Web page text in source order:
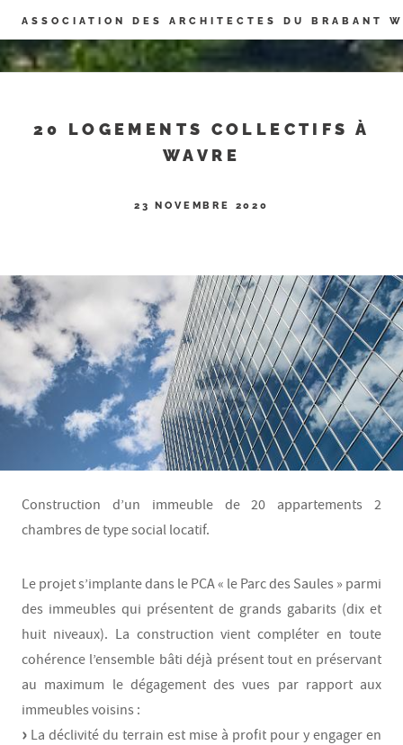
Panneau de gestion des cookies
ASSOCIATION DES ARCHITECTES DU BRABANT
20 LOGEMENTS COLLECTIFS À
WAVRE
23 NOVEMBRE 2020
Construction d’un immeuble de 20 appartements 2
chambres de type social locatif.
Le projet s’implante dans le PCA « le Parc des Saules » parmi
des immeubles qui présentent de grands gabarits (dix et
huit niveaux). La construction vient compléter en toute
cohérence l’ensemble bâti déjà présent tout en préservant
au maximum le dégagement des vues par rapport aux
immeubles voisins :
La déclivité du terrain est mise à profit pour y engager en